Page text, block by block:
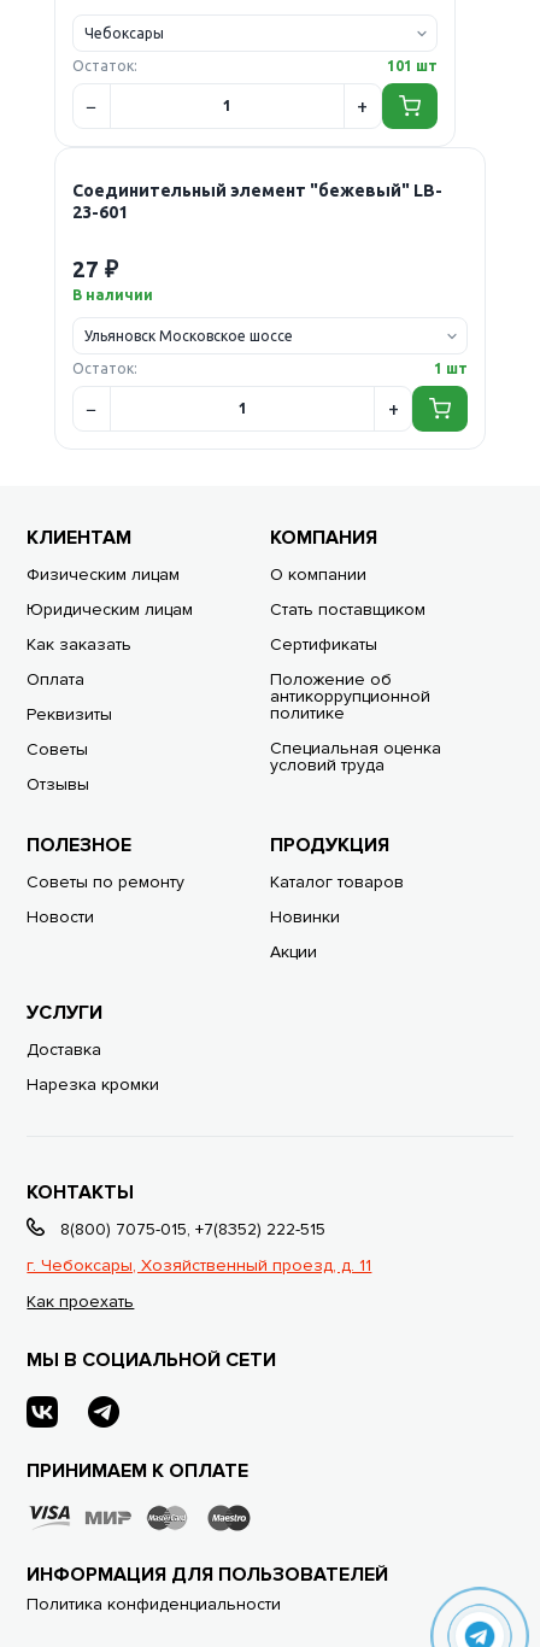
Остаток: 101 шт
Соединительный элемент "бежевый" LB-
23-601
27 ₽
В наличии
Остаток: 1 шт
КЛИЕНТАМ
Физическим лицам
Юридическим лицам
Как заказать
Оплата
Реквизиты
Советы
Отзывы
КОМПАНИЯ
О компании
Стать поставщиком
Сертификаты
Положение об
антикоррупционной
политике
Специальная оценка
условий труда
ПОЛЕЗНОЕ
Советы по ремонту
Новости
ПРОДУКЦИЯ
Каталог товаров
Новинки
Акции
УСЛУГИ
Доставка
Нарезка кромки
КОНТАКТЫ
8(800) 7075-015,+7(8352) 222-515
г. Чебоксары, Хозяйственный проезд, д. 11
Как проехать
МЫ В СОЦИАЛЬНОЙ СЕТИ
ПРИНИМАЕМ К ОПЛАТЕ
ИНФОРМАЦИЯ ДЛЯ ПОЛЬЗОВАТЕЛЕЙ
Политика конфиденциальности